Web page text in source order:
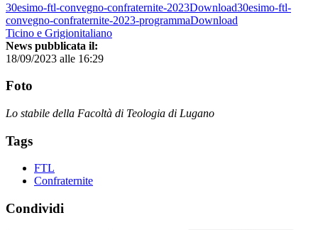
30esimo-ftl-convegno-confraternite-2023Download30esimo-ftl-
convegno-confraternite-2023-programmaDownload
Ticino e Grigionitaliano
News pubblicata il:
18/09/2023 alle 16:29
Foto
Lo stabile della Facoltà di Teologia di Lugano
Tags
FTL
Confraternite
Condividi